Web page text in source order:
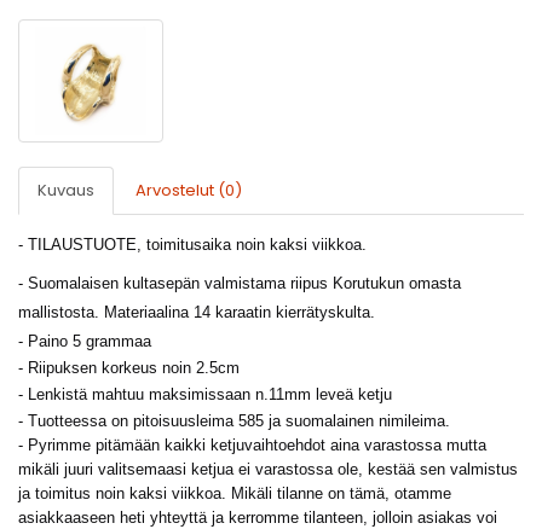
Kuvaus Arvostelut (0)
- TILAUSTUOTE, toimitusaika noin kaksi viikkoa.
- Suomalaisen kultasepän valmistama riipus Korutukun omasta
mallistosta. Materiaalina 14 karaatin kierrätyskulta.
- Paino 5 grammaa
- Riipuksen korkeus noin 2.5cm
- Lenkistä mahtuu maksimissaan n.11mm leveä ketju
- Tuotteessa on pitoisuusleima 585 ja suomalainen nimileima.
- Pyrimme pitämään kaikki ketjuvaihtoehdot aina varastossa mutta
mikäli juuri valitsemaasi ketjua ei varastossa ole, kestää sen valmistus
ja toimitus noin kaksi viikkoa. Mikäli tilanne on tämä, otamme
asiakkaaseen heti yhteyttä ja kerromme tilanteen, jolloin asiakas voi